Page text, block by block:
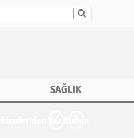
SAĞLIK